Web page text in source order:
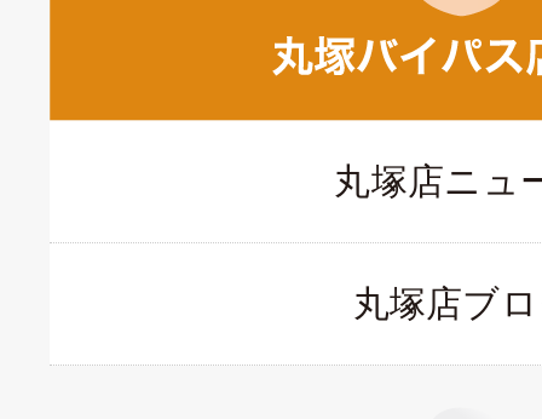
丸塚店ニュ
丸塚店ブ